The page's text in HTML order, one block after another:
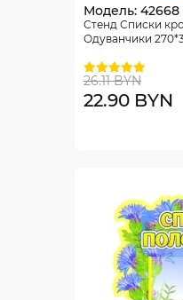
Модель: 42668
Стенд Списки
Одуванчики
26.11 BYN
22.90 BYN